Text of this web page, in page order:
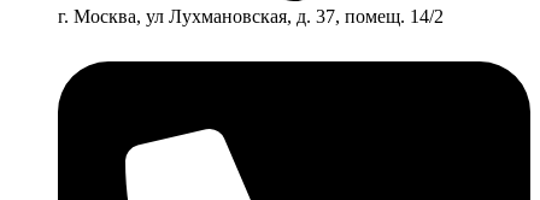
г. Москва, ул Лухмановская, д. 37, помещ. 14/2